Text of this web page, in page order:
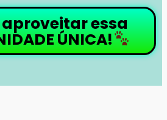
aproveitar essa
ÚNICA!